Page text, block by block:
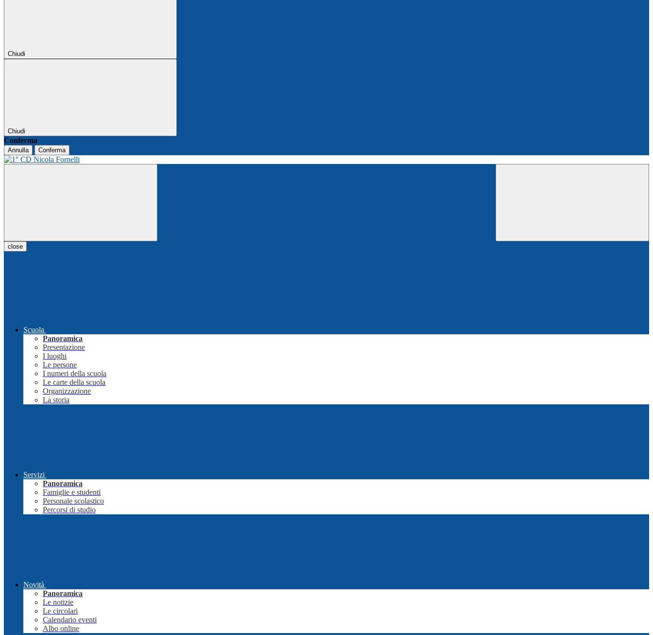
Chiudi
Chiudi
Conferma
Annulla Conferma
close
Scuola
Panoramica
Presentazione
I luoghi
Le persone
I numeri della scuola
Le carte della scuola
Organizzazione
La storia
Servizi
Panoramica
Famiglie e studenti
Personale scolastico
Percorsi di studio
Novità
Panoramica
Le notizie
Le circolari
Calendario eventi
Albo online